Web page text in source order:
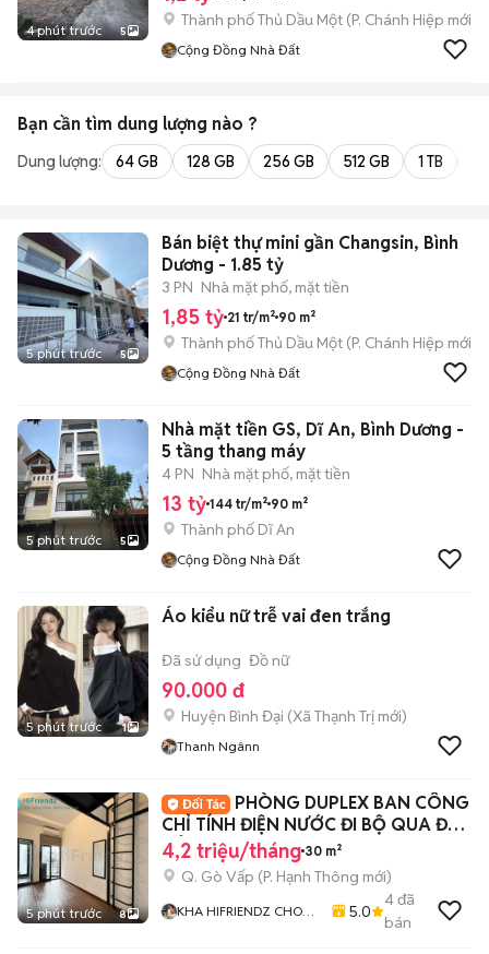
4 phút trước 5
Thành phố Thủ Dầu Một (P. Chánh Hiệp mới)
Cộng Đồng Nhà Đất
Bạn cần tìm dung lượng nào ?
Dung lượng: 64 GB 128 GB 256 GB 512 GB 1 TB
5 phút trước 5
Bán biệt thự mini gần Changsin, Bình
Dương - 1.85 tỷ
3 PN Nhà mặt phố, mặt tiền
1,85 tỷ 21 tr/m² 90 m²
Thành phố Thủ Dầu Một (P. Chánh Hiệp mới)
Cộng Đồng Nhà Đất
5 phút trước 5
Nhà mặt tiền GS, Dĩ An, Bình Dương -
5 tầng thang máy
4 PN Nhà mặt phố, mặt tiền
13 tỷ 144 tr/m² 90 m²
Thành phố Dĩ An
Cộng Đồng Nhà Đất
5 phút trước 1
Áo kiểu nữ trễ vai đen trắng
Đã sử dụng Đồ nữ
90.000 đ
Huyện Bình Đại (Xã Thạnh Trị mới)
Thanh Ngânn
5 phút trước 8
PHÒNG DUPLEX BAN CÔNG
CHỈ TÍNH ĐIỆN NƯỚC ĐI BỘ QUA ĐH
CÔNG NGHIỆP
4,2 triệu/tháng 30 m²
Q. Gò Vấp (P. Hạnh Thông mới)
KHA HIFRIENDZ CHO
5.0
4đã
bán